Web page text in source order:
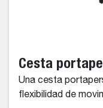
Cesta
Una cesta
flexibilidad de